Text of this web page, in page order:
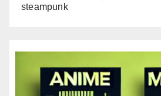
steampunk